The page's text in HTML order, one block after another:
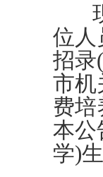
现
位人
招录
市机
费培
本公
学)生